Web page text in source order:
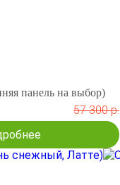
панель на выбор)
57 300 р.